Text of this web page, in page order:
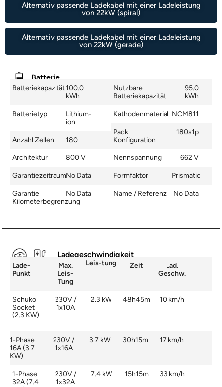
Alternativ passende Ladekabel mit einer Ladeleistung
von 22kW (spiral)
Alternativ passende Ladekabel mit einer Ladeleistung
von 22kW (gerade)
Batterie
Batteriekapazität100.0
kWh
Batterietyp
Lithium-
ion
Anzahl Zellen 180
Architektur 800 V
GarantiezeitraumNo Data
Garantie
Kilometerbegrenzung
No Data
Nutzbare
Batteriekapazität
95.0
kWh
Kathodenmaterial NCM811
Pack
Konfiguration
180s1p
Nennspannung 662 V
Formfaktor Prismatic
Name / Referenz No Data
Ladegeschwindigkeit
Lade-
Punkt
Max.
Leis-
Tung
Leis-tung Zeit
Lad.
Geschw.
Schuko
Socket
(2.3 KW)
230V /
1x10A
2.3 kW 48h45m 10 km/h
1-Phase
16A (3.7
KW)
230V /
1x16A
3.7 kW 30h15m 17 km/h
1-Phase
32A (7.4
230V /
1x32A
7.4 kW 15h15m 33 km/h